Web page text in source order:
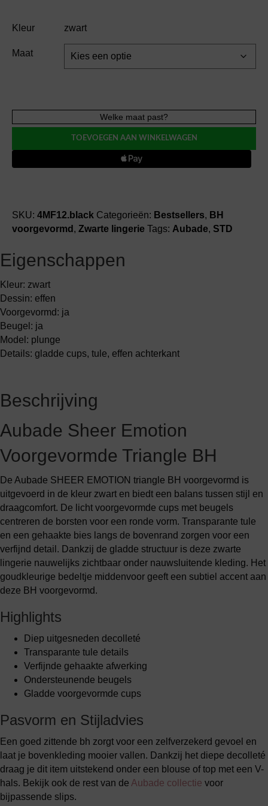
Kleur zwart
Maat
SHEER
BH
Welke maat past?
TOEVOEGEN AAN WINKELWAGEN
SKU: 4MF12.black Categorieën: Bestsellers, BH
voorgevormd , Zwarte lingerie Tags: Aubade, STD
Eigenschappen
Kleur: zwart
Dessin: effen
Voorgevormd: ja
Beugel: ja
Model: plunge
Details: gladde cups, tule, effen achterkant
Beschrijving
Aubade Sheer Emotion
Voorgevormde Triangle BH
De Aubade SHEER EMOTION triangle BH voorgevormd is
uitgevoerd in de kleur zwart en biedt een balans tussen stijl en
draagcomfort. De licht voorgevormde cups met beugels
centreren de borsten voor een ronde vorm. Transparante tule
en een gehaakte bies langs de bovenrand zorgen voor een
verfijnd detail. Dankzij de gladde structuur is deze zwarte
lingerie nauwelijks zichtbaar onder nauwsluitende kleding. Het
goudkleurige bedeltje middenvoor geeft een subtiel accent aan
deze BH voorgevormd.
Highlights
Diep uitgesneden decolleté
Transparante tule details
Verfijnde gehaakte afwerking
Ondersteunende beugels
Gladde voorgevormde cups
Pasvorm en Stijladvies
Een goed zittende bh zorgt voor een zelfverzekerd gevoel en
laat je bovenkleding mooier vallen. Dankzij het diepe decolleté
draag je dit item uitstekend onder een blouse of top met een V-
hals. Bekijk ook de rest van de Aubade collectie voor
bijpassende slips.